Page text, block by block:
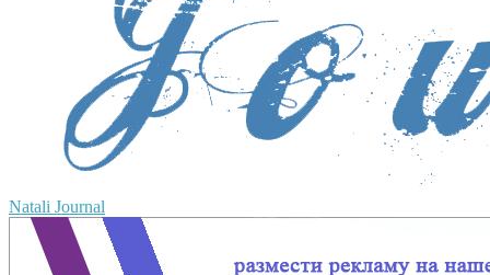
Natali Journal